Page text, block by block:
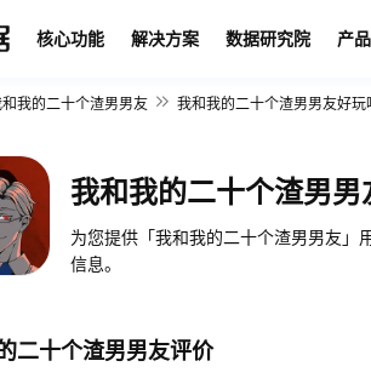
核心功能 解决方案 数据研究院 产
我的二十个渣男男友 我和我的二十个渣男男友好玩
我和我的二十个渣男男
为您提供「我和我的二十个渣男男友」
信息。
二十个渣男男友评价